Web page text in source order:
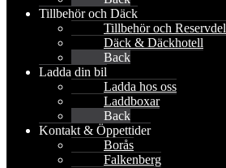
Tillbehör och Däck
Tillbehör och
Däck & Däckhotell
Back
Ladda din bil
Ladda hos oss
Laddboxar
Back
Kontakt & Öppettider
Borås
Falkenberg